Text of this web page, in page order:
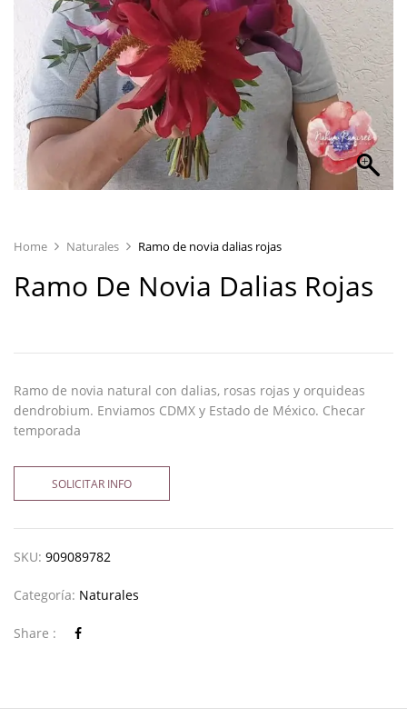
Home Naturales Ramo de novia dalias rojas
Ramo De Novia Dalias Rojas
Ramo de novia natural con dalias, rosas rojas y orquideas
dendrobium. Enviamos CDMX y Estado de México. Checar
temporada
SOLICITAR INFO
SKU: 909089782
Categoría: Naturales
Share :